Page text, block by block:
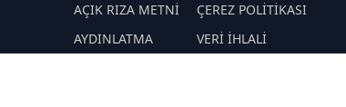
AÇIK RIZA METNİ
ÇEREZ POLİTİKASI
AYDINLATMA
VERİ İHLALİ